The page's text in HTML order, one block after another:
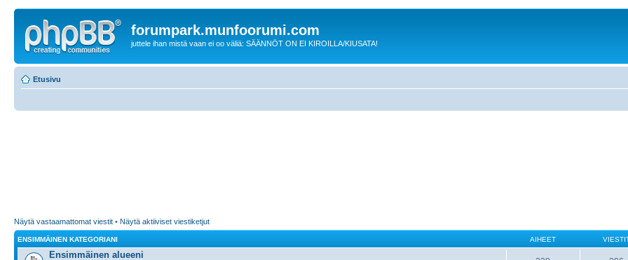
forumpark.munfoorumi.com
juttele ihan mistä vaan ei oo väliä: SÄÄNNÖT ON EI KIROILLA/KIUSATA!
Etusivu
Näytä vastaamattomat viestit • Näytä aktiiviset viestiketjut
ENSIMMÄINEN KATEGORIANI AIHEET
Ensimmäinen alueeni